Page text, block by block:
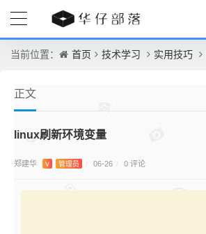
当前位置： 首页 技术学习 实用技巧
正文
linux刷新环境变量
郑建华 V 管理员 06-26 0 评论